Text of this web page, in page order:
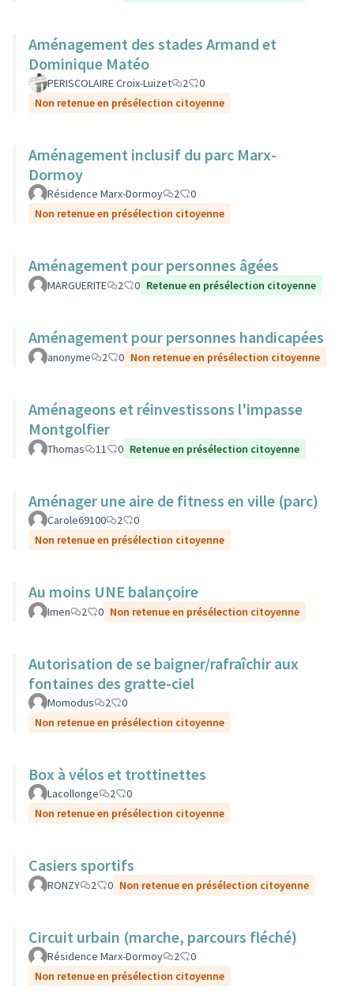
Aménagement des stades Armand et
Dominique Matéo
PERISCOLAIRE Croix-Luizet 2
0
Non retenue en présélection citoyenne
Aménagement inclusif du parc Marx-
Dormoy
Résidence Marx-Dormoy 2
0
Non retenue en présélection citoyenne
Aménagement pour personnes âgées
MARGUERITE 2 0 Retenue en présélection citoyenne
Aménagement pour personnes handicapées
anonyme 2 0 Non retenue en présélection citoyenne
Aménageons et réinvestissons l'impasse
Montgolfier
Thomas 11 0 Retenue en présélection citoyenne
Aménager une aire de fitness en ville (parc)
Carole69100 2
0
Non retenue en présélection citoyenne
Au moins UNE balançoire
Imen 2 0 Non retenue en présélection citoyenne
Autorisation de se baigner/rafraîchir aux
fontaines des gratte-ciel
Momodus 2
0
Non retenue en présélection citoyenne
Box à vélos et trottinettes
Lacollonge 2
0
Non retenue en présélection citoyenne
Casiers sportifs
RONZY 2 0 Non retenue en présélection citoyenne
Circuit urbain (marche, parcours fléché)
Résidence Marx-Dormoy 2
0
Non retenue en présélection citoyenne